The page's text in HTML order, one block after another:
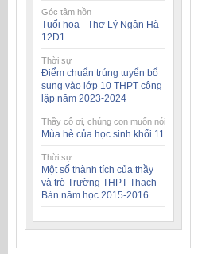
Góc tâm hồn
Tuổi hoa - Thơ Lý Ngân Hà
12D1
Thời sự
Điểm chuẩn trúng tuyển bổ
sung vào lớp 10 THPT công
lập năm 2023-2024
Thầy cô ơi, chúng con muốn nói
Mùa hè của học sinh khối 11
Thời sự
Một số thành tích của thầy
và trò Trường THPT Thạch
Bàn năm học 2015-2016